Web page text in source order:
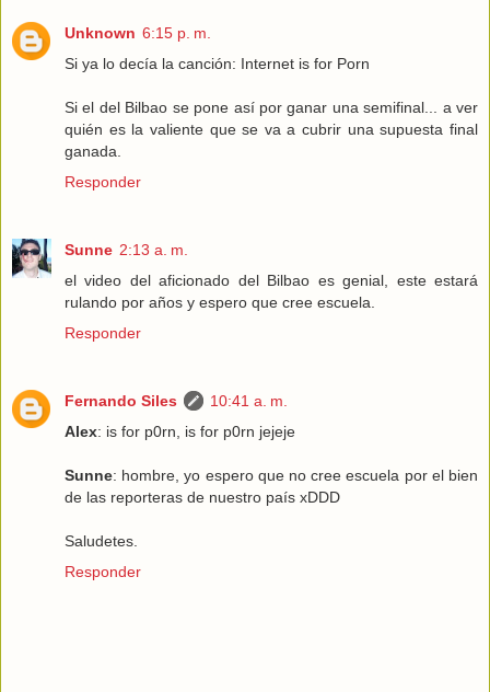
Unknown 6:15 p. m.
Si ya lo decía la canción: Internet is for Porn
Si el del Bilbao se pone así por ganar una semifinal... a ver
quién es la valiente que se va a cubrir una supuesta final
ganada.
Responder
Sunne 2:13 a. m.
el video del aficionado del Bilbao es genial, este estará
rulando por años y espero que cree escuela.
Responder
Fernando Siles
10:41 a. m.
Alex: is for p0rn, is for p0rn jejeje
Sunne: hombre, yo espero que no cree escuela por el bien
de las reporteras de nuestro país xDDD
Saludetes.
Responder